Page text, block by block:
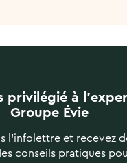
privilégié à
Groupe Évie
l’infolettre et recevez
conseils pratiques